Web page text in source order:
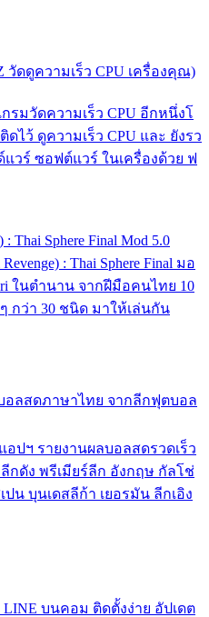
วัดดูความเร็ว CPU เครื่องคุณ)
รมวัดความเร็ว CPU อีกหนึ่งโ
ไว้ ดูความเร็ว CPU และ ยังรว
วร์ ซอฟต์แวร์ ในเครื่องด้วย ฟ
: Thai Sphere Final Mod 5.0
: Thai Sphere Final มอ
ในตำนาน จากฝีมือคนไทย 10
กว่า 30 ชนิด มาให้เล่นกัน
บอลสดภาษาไทย จากลีกฟุตบอล
อปฯ รายงานผลบอลสดรวดเร็ว
กดัง พรีเมียร์ลีก อังกฤษ กัลโช่
ปน บุนเดสลีก้า เยอรมัน ลีกเอิง
บนคอม ติดตั้งง่าย อัปเดต